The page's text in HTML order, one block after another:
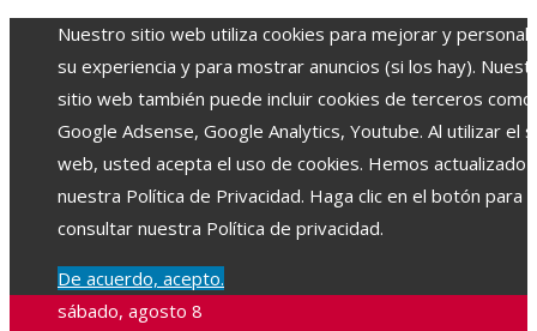
Nuestro sitio web utiliza cookies para mejorar y
su experiencia y para mostrar anuncios (si los hay).
sitio web también puede incluir cookies de terceros como
Google Adsense, Google Analytics, Youtube. Al utilizar el
web, usted acepta el uso de cookies. Hemos actualizado
nuestra Política de Privacidad. Haga clic en el botón para
consultar nuestra Política de privacidad.
De acuerdo, acepto.
sábado, agosto 8